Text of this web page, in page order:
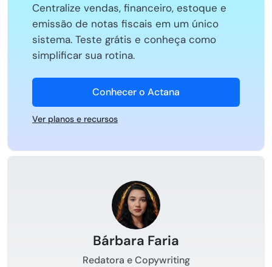
Centralize vendas, financeiro, estoque e
emissão de notas fiscais em um único
sistema. Teste grátis e conheça como
simplificar sua rotina.
Conhecer o Actana
Ver planos e recursos
Bárbara Faria
Redatora e Copywriting